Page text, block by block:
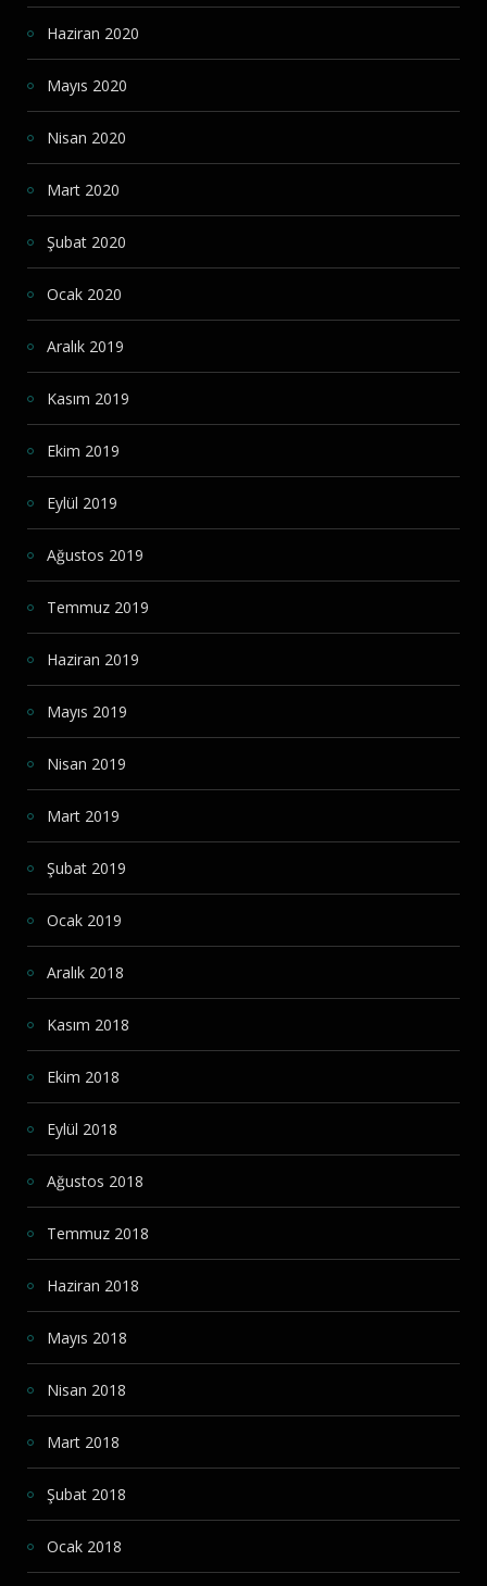
Haziran 2020
Mayıs 2020
Nisan 2020
Mart 2020
Şubat 2020
Ocak 2020
Aralık 2019
Kasım 2019
Ekim 2019
Eylül 2019
Ağustos 2019
Temmuz 2019
Haziran 2019
Mayıs 2019
Nisan 2019
Mart 2019
Şubat 2019
Ocak 2019
Aralık 2018
Kasım 2018
Ekim 2018
Eylül 2018
Ağustos 2018
Temmuz 2018
Haziran 2018
Mayıs 2018
Nisan 2018
Mart 2018
Şubat 2018
Ocak 2018